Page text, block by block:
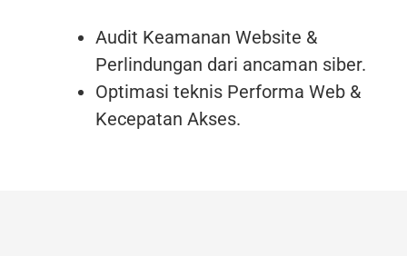
Audit Keamanan Website &
Perlindungan dari ancaman siber.
Optimasi teknis Performa Web &
Kecepatan Akses.